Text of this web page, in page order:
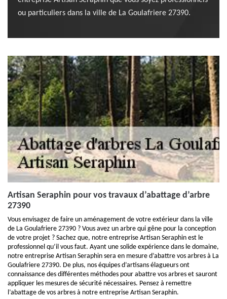
ou particuliers dans la ville de La Goulafriere 27390.
Artisan Seraphin pour vos travaux d’abattage d’arbre
27390
Vous envisagez de faire un aménagement de votre extérieur dans la ville
de La Goulafriere 27390 ? Vous avez un arbre qui gêne pour la conception
de votre projet ? Sachez que, notre entreprise Artisan Seraphin est le
professionnel qu’il vous faut. Ayant une solide expérience dans le domaine,
notre entreprise Artisan Seraphin sera en mesure d’abattre vos arbres à La
Goulafriere 27390. De plus, nos équipes d’artisans élagueurs ont
connaissance des différentes méthodes pour abattre vos arbres et sauront
appliquer les mesures de sécurité nécessaires. Pensez à remettre
l’abattage de vos arbres à notre entreprise Artisan Seraphin.